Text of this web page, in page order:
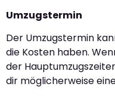
Umzugstermin
Der Umzugstermin
die Kosten haben.
der
dir möglicherweise